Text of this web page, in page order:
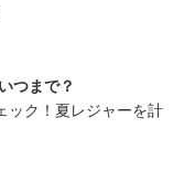
つまで？
ック！夏レジャーを計